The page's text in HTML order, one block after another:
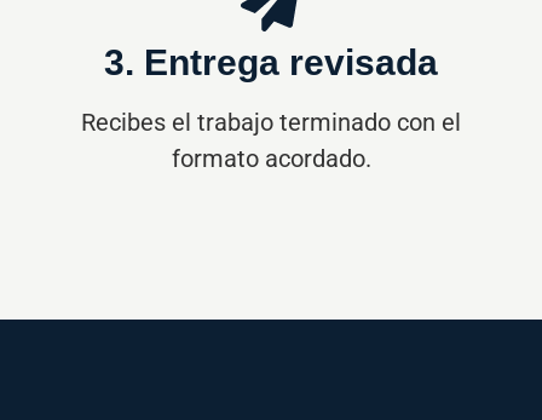
3. Entrega revisada
Recibes el trabajo terminado con el
formato acordado.